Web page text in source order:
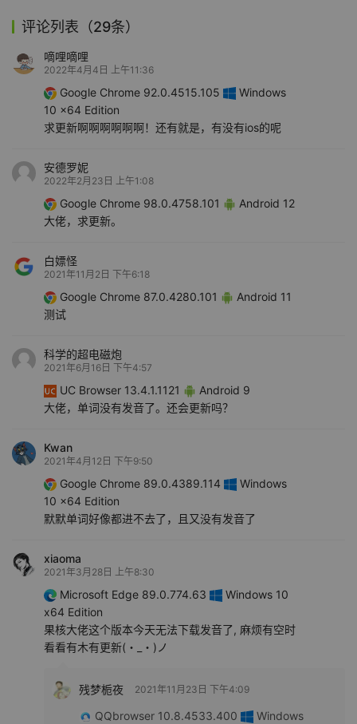
评论列表（29条）
嘀哩嘀哩
2022年4月4日 上午11:36
Google Chrome 92.0.4515.105
Windows
10 x64 Edition
求更新啊啊啊啊啊啊！还有就是，有没有ios的呢
安德罗妮
2022年2月23日 上午1:08
Google Chrome 98.0.4758.101
Android 12
大佬，求更新。
白嫖怪
2021年11月2日 下午6:18
Google Chrome 87.0.4280.101
Android 11
测试
科学的超电磁炮
2021年6月16日 下午4:57
UC Browser 13.4.1.1121
Android 9
大佬，单词没有发音了。还会更新吗？
Kwan
2021年4月12日 下午9:50
Google Chrome 89.0.4389.114
Windows
10 x64 Edition
默默单词好像都进不去了，且又没有发音了
xiaoma
2021年3月28日 上午8:30
Microsoft Edge 89.0.774.63
Windows 10
x64 Edition
果核大佬这个版本今天无法下载发音了, 麻烦有空时
看看有木有更新(・_・)ノ
残梦栀夜 2021年11月23日 下午4:09
QQbrowser 10.8.4533.400
Windows